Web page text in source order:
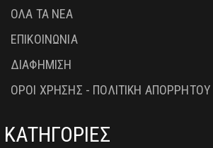
ΟΛΑ ΤΑ ΝΕΑ
ΕΠΙΚΟΙΝΩΝΙΑ
ΔΙΑΦΗΜΙΣΗ
ΟΡΟΙ ΧΡΗΣΗΣ - ΠΟΛΙΤΙΚΗ ΑΠΟΡΡΗΤΟΥ
ΚΑΤΗΓΟΡΙΕΣ